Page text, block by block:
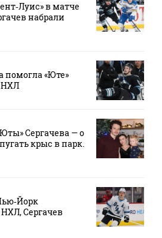
в матче
набрали
помогла «Юте»
НХЛ
Сергачева — о
крыс в парк.
Сергачев